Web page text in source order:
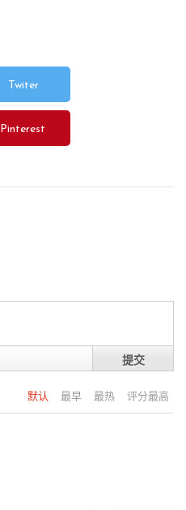
Twiter
Pinterest
提交
默认 最早 最热 评分最高